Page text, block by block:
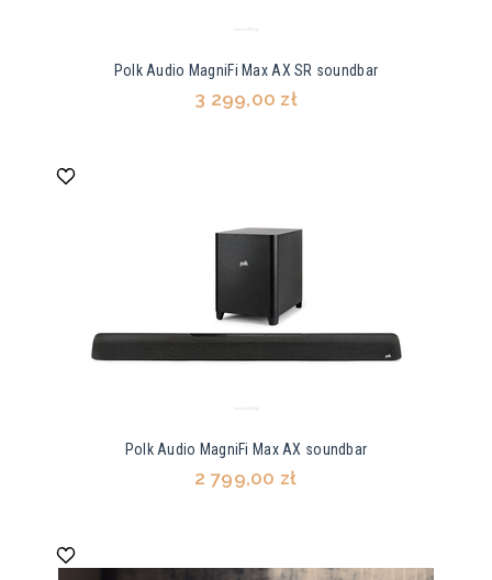
Polk Audio MagniFi Max AX SR soundbar
3 299,00 zł
Polk Audio MagniFi Max AX soundbar
2 799,00 zł